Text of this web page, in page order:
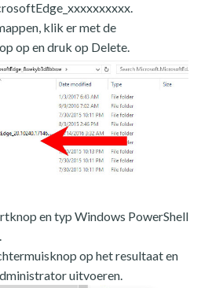
klik er met de
op en druk op Delete.
en typ Windows PowerShell
op het resultaat en
uitvoeren.